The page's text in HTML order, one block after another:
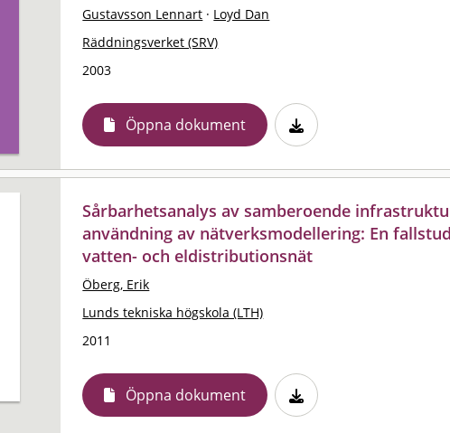
Gustavsson Lennart · Loyd Dan
Räddningsverket (SRV)
2003
Öppna dokument
Sårbarhetsanalys av samberoende
användning av nätverksmodellering: En
vatten- och eldistributionsnät
Öberg, Erik
Lunds tekniska högskola (LTH)
2011
Öppna dokument